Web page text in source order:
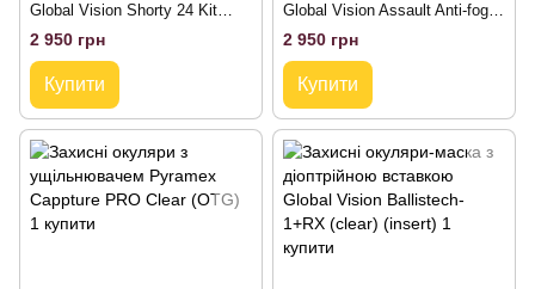
Global Vision Shorty 24 Kit
(clear photochromic)
2 950 грн
Купити
Global Vision Assault Anti-fog
24 Kit (clear photochromic)
2 950 грн
Купити